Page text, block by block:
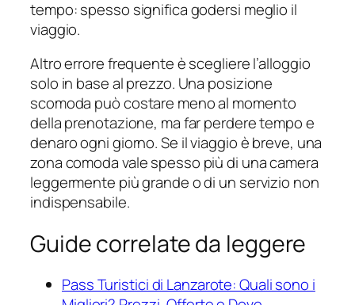
tempo: spesso significa godersi meglio il
viaggio.
Altro errore frequente è scegliere l’alloggio
solo in base al prezzo. Una posizione
scomoda può costare meno al momento
della prenotazione, ma far perdere tempo e
denaro ogni giorno. Se il viaggio è breve, una
zona comoda vale spesso più di una camera
leggermente più grande o di un servizio non
indispensabile.
Guide correlate da leggere
Pass Turistici di Lanzarote: Quali sono i